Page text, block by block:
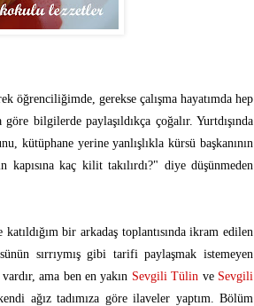
öğrenciliğimde, gerekse çalışma hayatımda hep
bilgilerde paylaşıldıkça çoğalır. Yurtdışında
kütüphane yerine yanlışlıkla kürsü başkanının
kaç kilit takılırdı?" diye düşünmeden
bir arkadaş toplantısında ikram edilen
sırrıymış gibi tarifi paylaşmak istemeyen
ama ben en yakın Sevgili Tülin ve Sevgili
ağız tadımıza göre ilaveler yaptım. Bölüm